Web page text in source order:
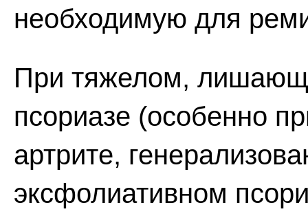
необходимую для
При тяжелом,
псориазе (особенно
артрите,
эксфолиативном